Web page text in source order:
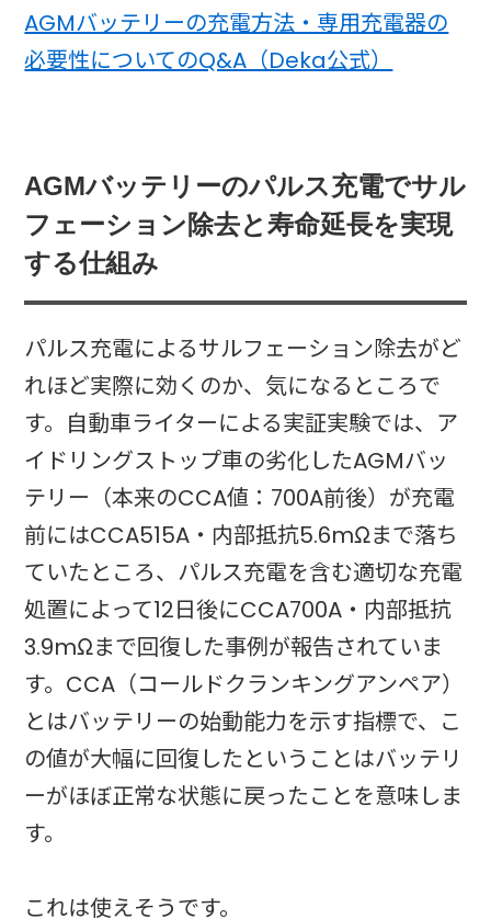
AGMバッテリーの充電方法・専用充電器の
必要性についてのQ&A（Deka公式）
AGMバッテリーのパルス充電でサル
フェーション除去と寿命延長を実現
する仕組み
パルス充電によるサルフェーション除去がど
れほど実際に効くのか、気になるところで
す。自動車ライターによる実証実験では、ア
イドリングストップ車の劣化したAGMバッ
テリー（本来のCCA値：700A前後）が充電
前にはCCA515A・内部抵抗5.6mΩまで落ち
ていたところ、パルス充電を含む適切な充電
処置によって12日後にCCA700A・内部抵抗
3.9mΩまで回復した事例が報告されていま
す。CCA（コールドクランキングアンペア）
とはバッテリーの始動能力を示す指標で、こ
の値が大幅に回復したということはバッテリ
ーがほぼ正常な状態に戻ったことを意味しま
す。
これは使えそうです。